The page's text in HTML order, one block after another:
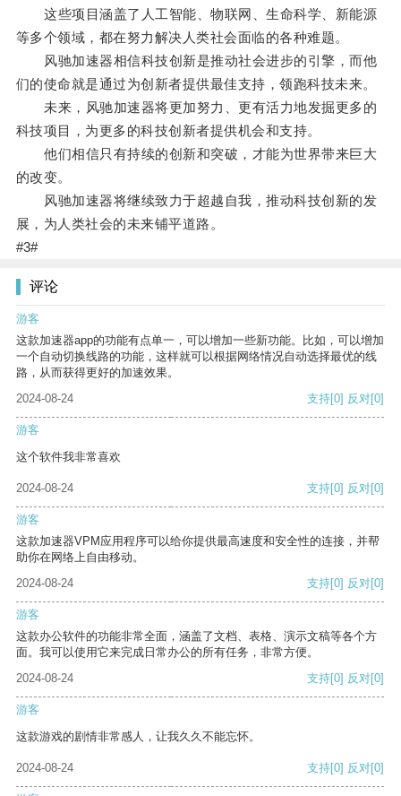
这些项目涵盖了人工智能、物联网、生命科学、新能源
等多个领域，都在努力解决人类社会面临的各种难题。
风驰加速器相信科技创新是推动社会进步的引擎，而他
们的使命就是通过为创新者提供最佳支持，领跑科技未来。
未来，风驰加速器将更加努力、更有活力地发掘更多的
科技项目，为更多的科技创新者提供机会和支持。
他们相信只有持续的创新和突破，才能为世界带来巨大
的改变。
风驰加速器将继续致力于超越自我，推动科技创新的发
展，为人类社会的未来铺平道路。
#3#
评论
游客
这款加速器app的功能有点单一，可以增加一些新功能。比如，可以增加
一个自动切换线路的功能，这样就可以根据网络情况自动选择最优的线
路，从而获得更好的加速效果。
2024-08-24
支持[0] 反对[0]
游客
这个软件我非常喜欢
2024-08-24 支持[0] 反对[0]
游客
这款加速器VPM应用程序可以给你提供最高速度和安全性的连接，并帮
助你在网络上自由移动。
2024-08-24
支持[0] 反对[0]
游客
这款办公软件的功能非常全面，涵盖了文档、表格、演示文稿等各个方
面。我可以使用它来完成日常办公的所有任务，非常方便。
2024-08-24
支持[0] 反对[0]
游客
这款游戏的剧情非常感人，让我久久不能忘怀。
2024-08-24 支持[0] 反对[0]